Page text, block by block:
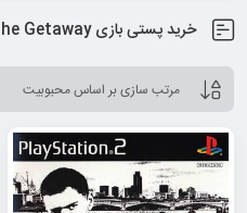
خرید پستی بازی The Getaway